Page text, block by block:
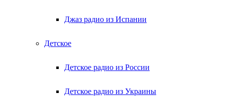
Джаз радио из Испании
Детское
Детское радио из России
Детское радио из Украины